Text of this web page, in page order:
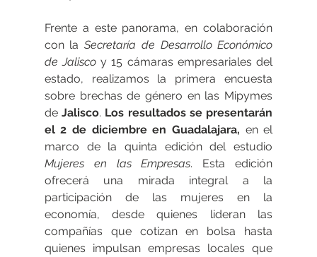
Frente a este panorama, en colaboración
con la Secretaría de Desarrollo Económico
de Jalisco y 15 cámaras empresariales del
estado, realizamos la primera encuesta
sobre brechas de género en las Mipymes
de Jalisco. Los resultados se presentarán
el 2 de diciembre en Guadalajara, en el
Mujeres en las Empresas. Esta edición
ofrecerá una mirada integral a la
participación de las mujeres en la
economía, desde quienes lideran las
compañías que cotizan en bolsa hasta
quienes impulsan empresas locales que